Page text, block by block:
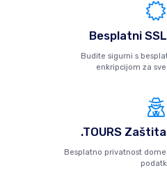
Besplatni
Budite sigurni s
enkripcijom za
.TOURS
Besplatno privatnost